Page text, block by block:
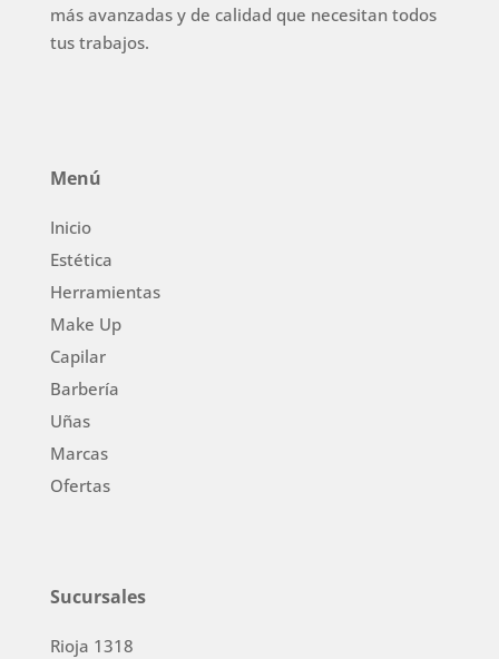
más avanzadas y de calidad que necesitan todos
tus trabajos.
Menú
Inicio
Estética
Herramientas
Make Up
Capilar
Barbería
Uñas
Marcas
Ofertas
Sucursales
Rioja 1318